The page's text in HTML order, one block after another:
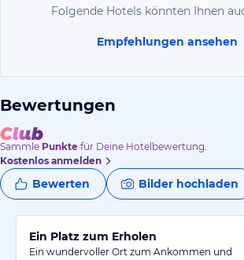
Folgende Hotels könnten Ihnen
Empfehlungen ansehen
Bewertungen
Sammle Punkte für Deine Hotelbewertung.
Kostenlos anmelden
Bewerten Bilder hochladen
Ein Platz zum Erholen
Ein wundervoller Ort zum Ankommen und